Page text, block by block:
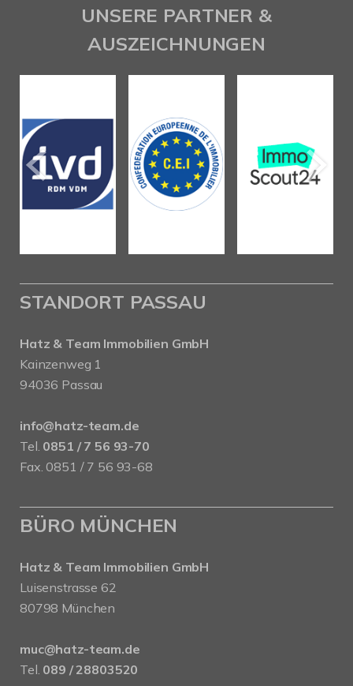
UNSERE PARTNER &
AUSZEICHNUNGEN
STANDORT PASSAU
Hatz & Team Immobilien GmbH
Kainzenweg 1
94036 Passau
info@hatz-team.de
Tel. 0851 / 7 56 93-70
Fax. 0851 / 7 56 93-68
BÜRO MÜNCHEN
Hatz & Team Immobilien GmbH
Luisenstrasse 62
80798 München
muc@hatz-team.de
Tel. 089 / 28803520